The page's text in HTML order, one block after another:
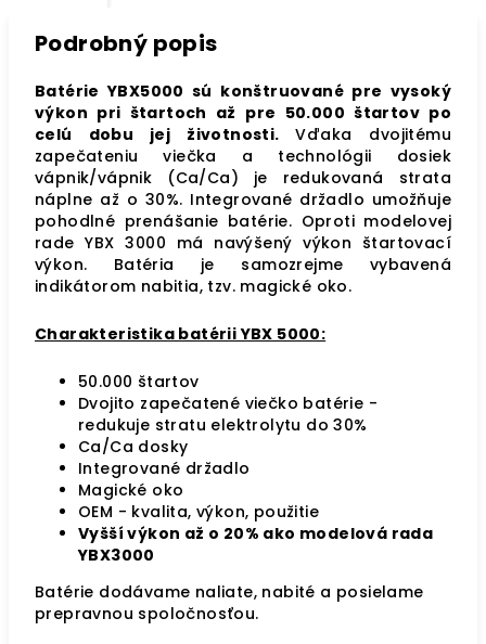
Podrobný popis
Batérie YBX5000 sú konštruované pre vysoký
výkon pri štartoch až pre 50.000 štartov po
celú dobu jej životnosti.Vďaka dvojitému
zapečateniu viečka a technológii dosiek
vápnik/vápnik (Ca/Ca) je redukovaná strata
náplne až o 30%. Integrované držadlo umožňuje
pohodlné prenášanie batérie. Oproti modelovej
rade YBX 3000 má navýšený výkon štartovací
výkon. Batéria je samozrejme vybavená
indikátorom nabitia, tzv. magické oko.
Charakteristika batérii YBX 5000:
50.000 štartov
Dvojito zapečatené viečko batérie -
redukuje stratu elektrolytu do 30%
Ca/Ca dosky
Integrované držadlo
Magické oko
OEM - kvalita, výkon, použitie
Vyšší výkon až o 20% ako modelová rada
YBX3000
Batérie dodávame naliate, nabité a posielame
prepravnou spoločnosťou.